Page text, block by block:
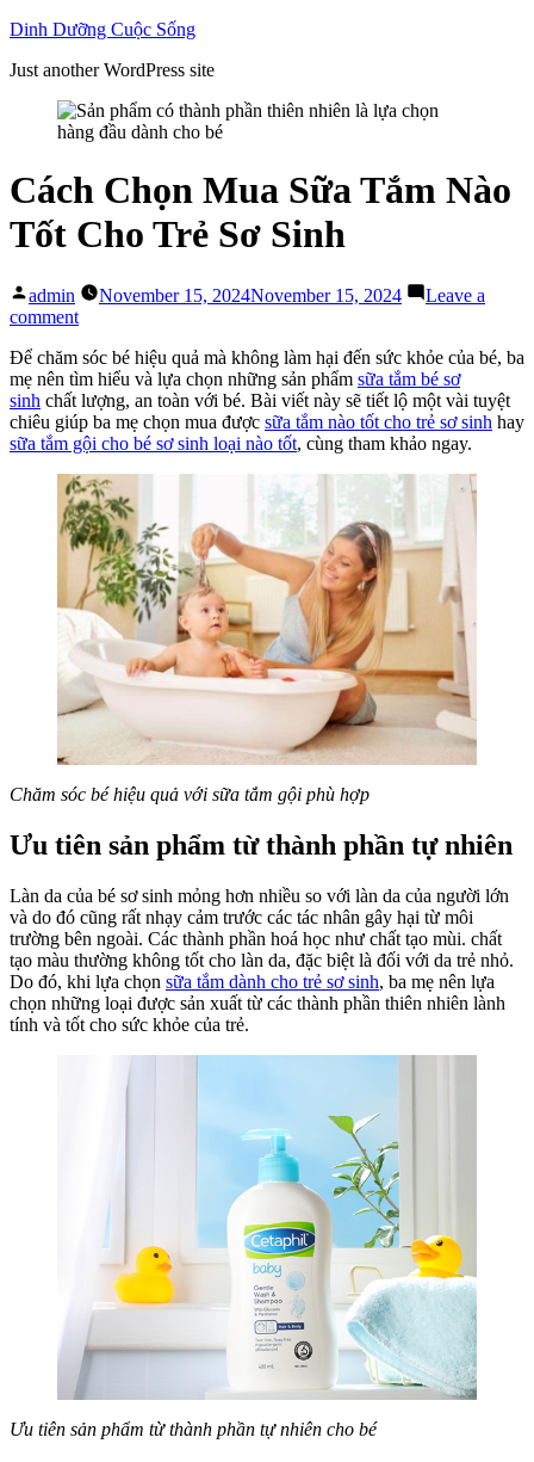
Skip
content
Dinh Dưỡng Cuộc Sống
Just another WordPress site
Cách Chọn Mua Sữa Tắm Nào
Tốt Cho Trẻ Sơ Sinh
Posted
by
admin November 15, 2024November 15, 2024
Leave a
commenton
Chọn
Mua
Sữa
Tắm
Nào
Cho
Trẻ
Sơ
Sinh
Để chăm sóc bé hiệu quả mà không làm hại đến sức khỏe của bé, ba
mẹ nên tìm hiểu và lựa chọn những sản phẩm sữa tắm bé sơ
sinh chất lượng, an toàn với bé. Bài viết này sẽ tiết lộ một vài tuyệt
chiêu giúp ba mẹ chọn mua được sữa tắm nào tốt cho trẻ sơ sinh hay
sữa tắm gội cho bé sơ sinh loại nào tốt, cùng tham khảo ngay.
Chăm sóc bé hiệu quả với sữa tắm gội phù hợp
Ưu tiên sản phẩm từ thành phần tự nhiên
Làn da của bé sơ sinh mỏng hơn nhiều so với làn da của người lớn
và do đó cũng rất nhạy cảm trước các tác nhân gây hại từ môi
trường bên ngoài. Các thành phần hoá học như chất tạo mùi. chất
tạo màu thường không tốt cho làn da, đặc biệt là đối với da trẻ nhỏ.
Do đó, khi lựa chọn sữa tắm dành cho trẻ sơ sinh, ba mẹ nên lựa
chọn những loại được sản xuất từ các thành phần thiên nhiên lành
tính và tốt cho sức khỏe của trẻ.
Ưu tiên sản phẩm từ thành phần tự nhiên cho bé